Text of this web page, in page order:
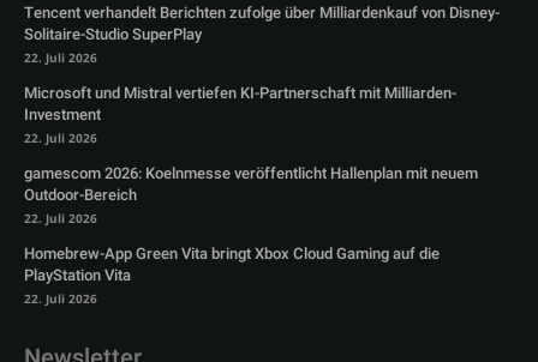
Tencent verhandelt Berichten zufolge über Milliardenkauf von Disney-
Solitaire-Studio SuperPlay
22. Juli 2026
Microsoft und Mistral vertiefen KI-Partnerschaft mit Milliarden-
Investment
22. Juli 2026
gamescom 2026: Koelnmesse veröffentlicht Hallenplan mit neuem
Outdoor-Bereich
22. Juli 2026
Homebrew-App Green Vita bringt Xbox Cloud Gaming auf die
PlayStation Vita
22. Juli 2026